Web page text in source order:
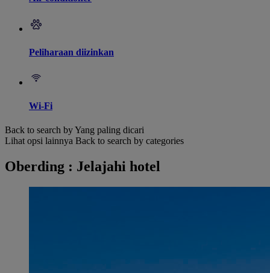
Peliharaan diizinkan
Wi-Fi
Back to search by Yang paling dicari
Lihat opsi lainnya Back to search by categories
Oberding : Jelajahi hotel